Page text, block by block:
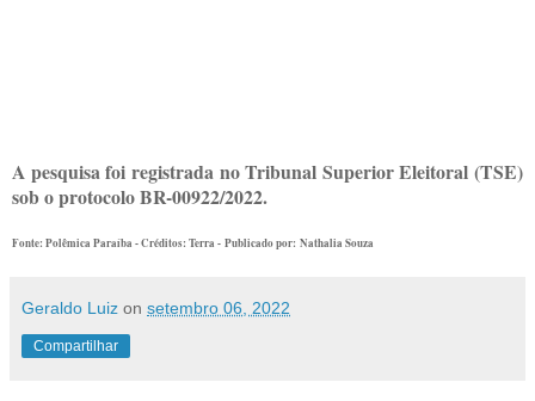
A pesquisa foi registrada no Tribunal Superior Eleitoral (TSE)
sob o protocolo BR-00922/2022.
Fonte: Polêmica Paraíba - Créditos: Terra - Publicado por: Nathalia Souza
Geraldo Luiz on setembro 06, 2022
Compartilhar